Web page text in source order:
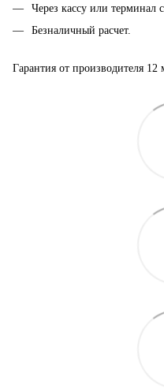
Через кассу или терминал
Безналичный расчет.
Гарантия от производителя 12